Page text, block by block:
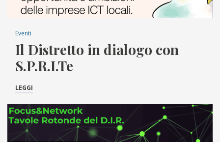
Eventi
Il Distretto in dialogo con
S.P.R.I.Te
LEGGI